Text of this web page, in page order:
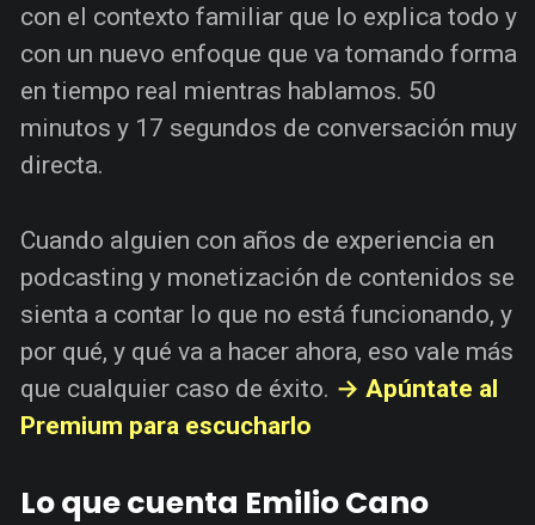
con el contexto familiar que lo explica todo y
con un nuevo enfoque que va tomando forma
en tiempo real mientras hablamos. 50
minutos y 17 segundos de conversación muy
directa.
Cuando alguien con años de experiencia en
podcasting y monetización de contenidos se
sienta a contar lo que no está funcionando, y
por qué, y qué va a hacer ahora, eso vale más
que cualquier caso de éxito. → Apúntate al
Premium para escucharlo
Lo que cuenta Emilio Cano